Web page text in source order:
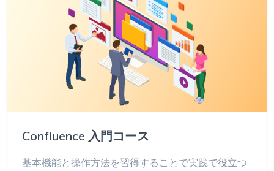
Confluence 入門コース
基本機能と操作方法を習得することで実践で役立つ